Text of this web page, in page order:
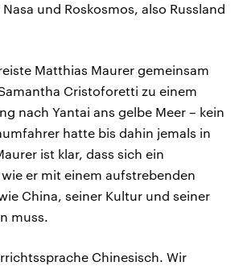
und Roskosmos, also Russland
Matthias Maurer gemeinsam
Cristoforetti zu einem
nach Yantai ans gelbe Meer – kein
hatte bis dahin jemals in
ist klar, dass sich ein
er mit einem aufstrebenden
China, seiner Kultur und seiner
muss.
Chinesisch. Wir